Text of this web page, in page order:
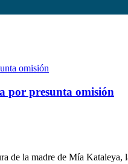
por presunta omisión
de la madre de Mía Kataleya,